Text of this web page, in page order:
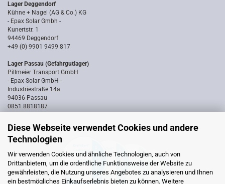
Diese Webseite verwendet Cookies und andere
Technologien
Wir verwenden Cookies und ähnliche Technologien, auch von
Drittanbietern, um die ordentliche Funktionsweise der Website zu
gewährleisten, die Nutzung unseres Angebotes zu analysieren und Ihnen
ein bestmögliches Einkaufserlebnis bieten zu können. Weitere
Lager Deggendorf
Kühne + Nagel (AG & Co.) KG
- Epax Solar Gmbh -
Kunertstr. 1
94469 Deggendorf
+49 (0) 9901 9499 817
Lager Passau (Gefahrgutlager)
Pillmeier Transport GmbH
- Epax Solar GmbH -
Industriestraße 14a
94036 Passau
0851 8818187